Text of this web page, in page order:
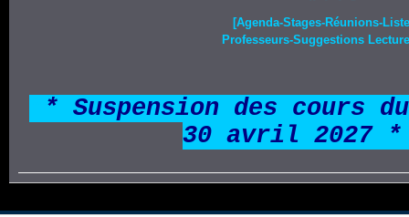
[Agenda-Stages-Réunions-
Professeurs-Suggestions
* Suspension des cours
30 avril 2027 *